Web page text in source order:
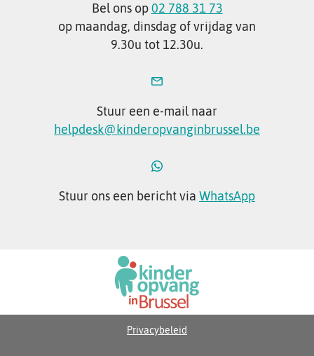
Bel ons op02 788 31 73
op maandag, dinsdag of vrijdag van
9.30u tot 12.30u.
Stuur een e-mail naar
helpdesk@kinderopvanginbrussel.be
Stuur ons een bericht via WhatsApp
Privacybeleid